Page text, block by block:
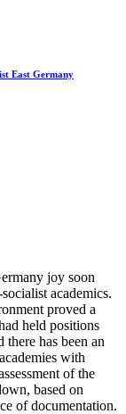
East Germany
joy soon
academics.
proved a
held positions
has been an
with
of the
based on
of documentation.